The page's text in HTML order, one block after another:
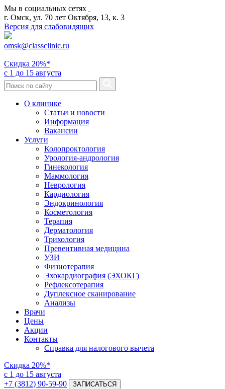
Мы в социальных сетях
г. Омск, ул. 70 лет Октября, 13, к. 3
Версия для слабовидящих
omsk@classclinic.ru
Скидка 20%*
с 1 до 15 августа
О клинике
Статьи и новости
Информация
Вакансии
Услуги
Колопроктология
Урология-андрология
Гинекология
Маммология
Неврология
Кардиология
Эндокринология
Косметология
Терапия
Дерматология
Трихология
Превентивная медицина
УЗИ
Физиотерапия
Эхокардиография (ЭХОКГ)
Рефлексотерапия
Дуплексное сканирование
Анализы
Врачи
Цены
Акции
Контакты
Справка для налогового вычета
Скидка 20%*
с 1 до 15 августа
+7 (3812) 90-59-90
ЗАПИСАТЬСЯ